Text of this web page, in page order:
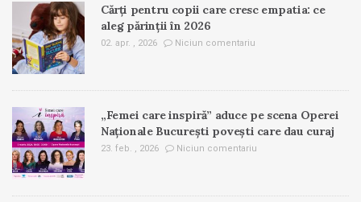
Cărți pentru copii care cresc empatia: ce
aleg părinții în 2026
02. apr. , 2026 Niciun comentariu
„Femei care inspiră” aduce pe scena Operei
Naționale București povești care dau curaj
23. feb. , 2026 Niciun comentariu